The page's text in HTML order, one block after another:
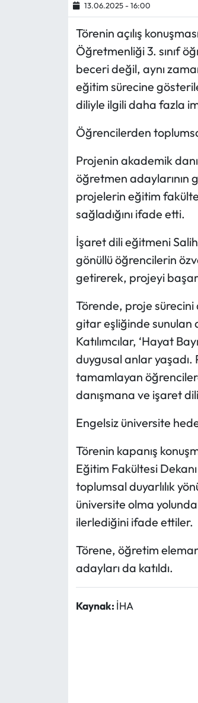
13.06.2025 - 16:00
Törenin açılış
Öğretmenliği 3. sınıf
beceri değil, aynı
eğitim sürecine
diliyle ilgili daha fazla
Öğrencilerden
Projenin akademik
öğretmen adaylarının
projelerin eğitim
sağladığını ifade etti.
İşaret dili eğitmeni
gönüllü öğrencilerin
getirerek, projeyi
Törende, proje
gitar eşliğinde sunulan
Katılımcılar, ‘Hayat
duygusal anlar yaşadı.
tamamlayan
danışmana ve işaret
Engelsiz üniversite
Törenin kapanış
Eğitim Fakültesi Dekanı
toplumsal duyarlılık
üniversite olma
ilerlediğini ifade ettiler.
Törene, öğretim
adayları da katıldı.
Kaynak: İHA